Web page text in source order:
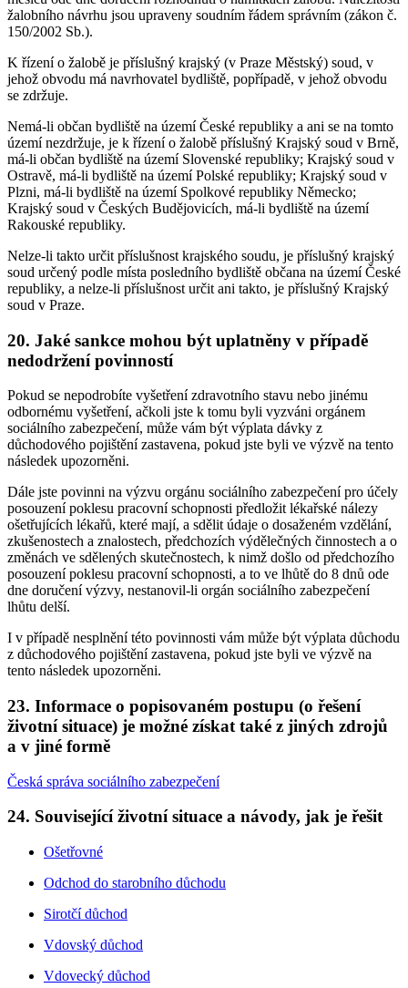
žalobního návrhu jsou upraveny soudním řádem správním (zákon č.
150/2002 Sb.).
K řízení o žalobě je příslušný krajský (v Praze Městský) soud, v
jehož obvodu má navrhovatel bydliště, popřípadě, v jehož obvodu
se zdržuje.
Nemá-li občan bydliště na území České republiky a ani se na tomto
území nezdržuje, je k řízení o žalobě příslušný Krajský soud v Brně,
má-li občan bydliště na území Slovenské republiky; Krajský soud v
Ostravě, má-li bydliště na území Polské republiky; Krajský soud v
Plzni, má-li bydliště na území Spolkové republiky Německo;
Krajský soud v Českých Budějovicích, má-li bydliště na území
Rakouské republiky.
Nelze-li takto určit příslušnost krajského soudu, je příslušný krajský
soud určený podle místa posledního bydliště občana na území České
republiky, a nelze-li příslušnost určit ani takto, je příslušný Krajský
soud v Praze.
20. Jaké sankce mohou být uplatněny v případě
nedodržení povinností
Pokud se nepodrobíte vyšetření zdravotního stavu nebo jinému
odbornému vyšetření, ačkoli jste k tomu byli vyzváni orgánem
sociálního zabezpečení, může vám být výplata dávky z
důchodového pojištění zastavena, pokud jste byli ve výzvě na tento
následek upozorněni.
Dále jste povinni na výzvu orgánu sociálního zabezpečení pro účely
posouzení poklesu pracovní schopnosti předložit lékařské nálezy
ošetřujících lékařů, které mají, a sdělit údaje o dosaženém vzdělání,
zkušenostech a znalostech, předchozích výdělečných činnostech a o
změnách ve sdělených skutečnostech, k nimž došlo od předchozího
posouzení poklesu pracovní schopnosti, a to ve lhůtě do 8 dnů ode
dne doručení výzvy, nestanovil-li orgán sociálního zabezpečení
lhůtu delší.
I v případě nesplnění této povinnosti vám může být výplata důchodu
z důchodového pojištění zastavena, pokud jste byli ve výzvě na
tento následek upozorněni.
23. Informace o popisovaném postupu (o řešení
životní situace) je možné získat také z jiných zdrojů
a v jiné formě
Česká správa sociálního zabezpečení
24. Související životní situace a návody, jak je řešit
Ošetřovné
Odchod do starobního důchodu
Sirotčí důchod
Vdovský důchod
Vdovecký důchod